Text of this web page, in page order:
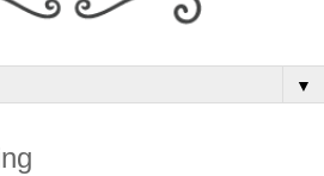
▼